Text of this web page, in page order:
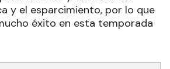
y el esparcimiento, por lo que
éxito en esta temporada